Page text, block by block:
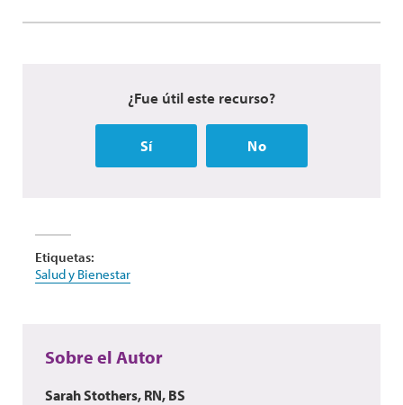
¿Fue útil este recurso?
Sí No
Etiquetas:
Salud y Bienestar
Sobre el Autor
Sarah Stothers, RN, BS